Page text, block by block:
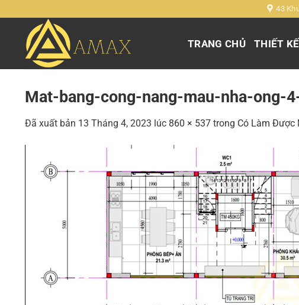
đến
43
TRANG CHỦ THIẾT
Mat-bang-cong-nang-mau-nha-ong-
Đã xuất bản 13 Tháng 4, 2023 lúc 860 × 537 trong Có Làm Được